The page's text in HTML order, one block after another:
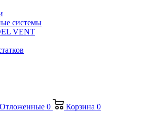
системы
VENT
Отложенные 0 Корзина 0